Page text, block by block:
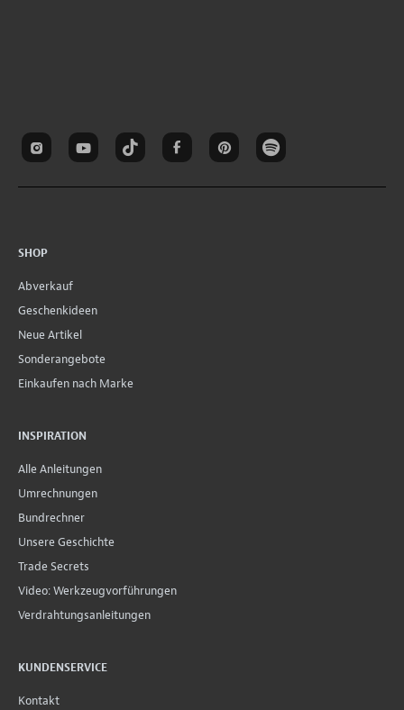
SHOP
Abverkauf
Geschenkideen
Neue Artikel
Sonderangebote
Einkaufen nach Marke
INSPIRATION
Alle Anleitungen
Umrechnungen
Bundrechner
Unsere Geschichte
Trade Secrets
Video: Werkzeugvorführungen
Verdrahtungsanleitungen
KUNDENSERVICE
Kontakt